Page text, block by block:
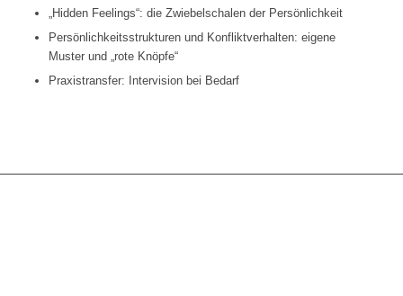
„Hidden Feelings“: die Zwiebelschalen der Persönlichkeit
Persönlichkeitsstrukturen und Konfliktverhalten: eigene
Muster und „rote Knöpfe“
Praxistransfer: Intervision bei Bedarf